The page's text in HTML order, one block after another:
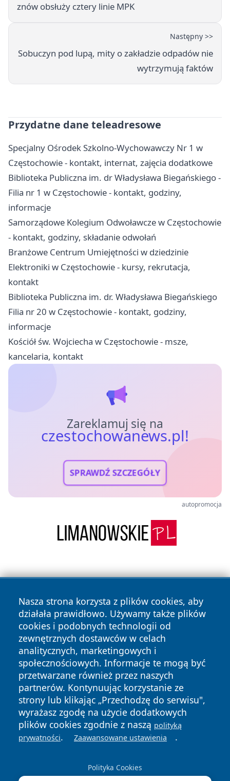
znów obsłuży cztery linie MPK
Następny >>
Sobuczyn pod lupą, mity o zakładzie odpadów nie
wytrzymują faktów
Przydatne dane teleadresowe
Specjalny Ośrodek Szkolno-Wychowawczy Nr 1 w
Częstochowie - kontakt, internat, zajęcia dodatkowe
Biblioteka Publiczna im. dr Władysława Biegańskiego -
Filia nr 1 w Częstochowie - kontakt, godziny,
informacje
Samorządowe Kolegium Odwoławcze w Częstochowie
- kontakt, godziny, składanie odwołań
Branżowe Centrum Umiejętności w dziedzinie
Elektroniki w Częstochowie - kursy, rekrutacja,
kontakt
Biblioteka Publiczna im. dr. Władysława Biegańskiego
Filia nr 20 w Częstochowie - kontakt, godziny,
informacje
Kościół św. Wojciecha w Częstochowie - msze,
kancelaria, kontakt
Zareklamuj się na
czestochowanews.pl!
SPRAWDŹ SZCZEGÓŁY
autopromocja
Nasza strona korzysta z plików cookies, aby
działała prawidłowo. Używamy także plików
cookies i podobnych technologii od
zewnętrznych dostawców w celach
analitycznych, marketingowych i
społecznościowych. Informacje te mogą być
przetwarzane również przez naszych
partnerów. Kontynuując korzystanie ze
strony lub klikając „Przechodzę do serwisu",
wyrażasz zgodę na użycie dodatkowych
plików cookies zgodnie z naszą polityką
prywatności. Zaawansowane ustawienia .
Polityka Cookies
Copyright © 2026 czestochowanews.pl Wszystkie prawa
zastrzeżone.
News Autorzy
Polityka
Prywatności
Polityka
Cookies
cześć